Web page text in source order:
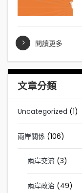
閱讀更多
文章分類
Uncategorized (1)
兩岸關係 (106)
兩岸交流 (3)
兩岸政治 (49)